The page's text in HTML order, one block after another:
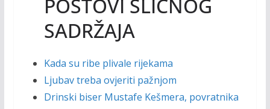
POSTOVI SLIČNOG
SADRŽAJA
Kada su ribe plivale rijekama
Ljubav treba ovjeriti pažnjom
Drinski biser Mustafe Kešmera, povratnika